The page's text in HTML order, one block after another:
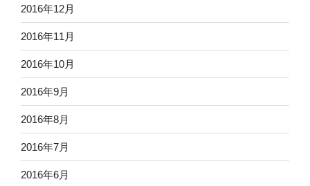
2016年12月
2016年11月
2016年10月
2016年9月
2016年8月
2016年7月
2016年6月